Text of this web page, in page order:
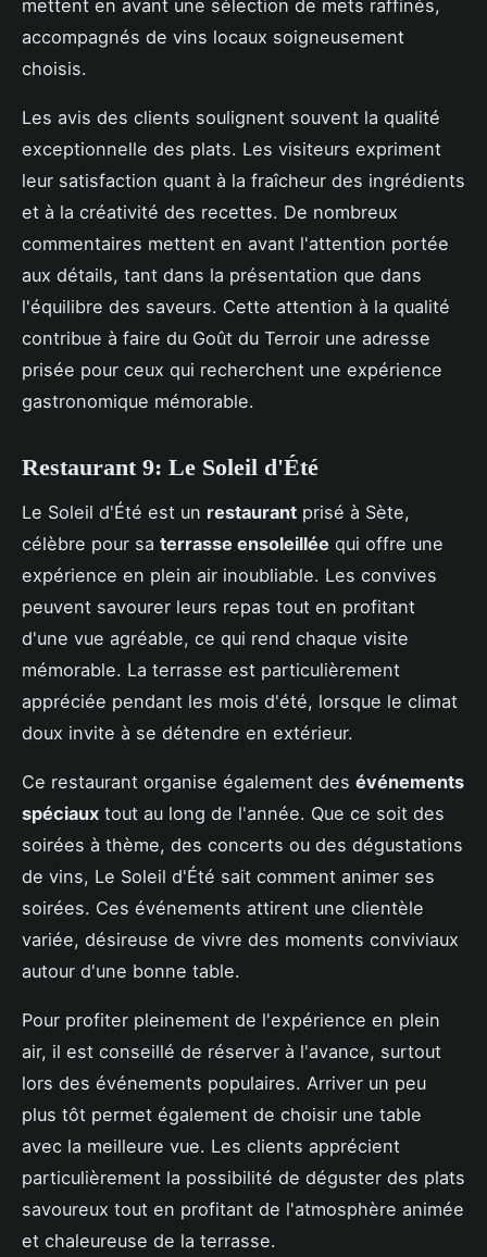
mettent en avant une sélection de mets raffinés,
accompagnés de vins locaux soigneusement
choisis.
Les avis des clients soulignent souvent la qualité
exceptionnelle des plats. Les visiteurs expriment
leur satisfaction quant à la fraîcheur des ingrédients
et à la créativité des recettes. De nombreux
commentaires mettent en avant l'attention portée
aux détails, tant dans la présentation que dans
l'équilibre des saveurs. Cette attention à la qualité
contribue à faire du Goût du Terroir une adresse
prisée pour ceux qui recherchent une expérience
gastronomique mémorable.
Restaurant 9: Le Soleil d'Été
Le Soleil d'Été est un restaurant prisé à Sète,
célèbre pour sa terrasse ensoleillée qui offre une
expérience en plein air inoubliable. Les convives
peuvent savourer leurs repas tout en profitant
d'une vue agréable, ce qui rend chaque visite
mémorable. La terrasse est particulièrement
appréciée pendant les mois d'été, lorsque le climat
doux invite à se détendre en extérieur.
Ce restaurant organise également des événements
spéciaux tout au long de l'année. Que ce soit des
soirées à thème, des concerts ou des dégustations
de vins, Le Soleil d'Été sait comment animer ses
soirées. Ces événements attirent une clientèle
variée, désireuse de vivre des moments conviviaux
autour d'une bonne table.
Pour profiter pleinement de l'expérience en plein
air, il est conseillé de réserver à l'avance, surtout
lors des événements populaires. Arriver un peu
plus tôt permet également de choisir une table
avec la meilleure vue. Les clients apprécient
particulièrement la possibilité de déguster des plats
savoureux tout en profitant de l'atmosphère animée
et chaleureuse de la terrasse.